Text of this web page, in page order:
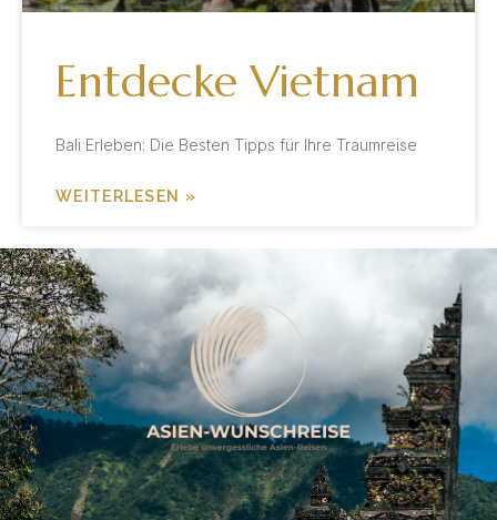
Entdecke Vietnam
Bali Erleben: Die Besten Tipps für Ihre Traumreise
WEITERLESEN »